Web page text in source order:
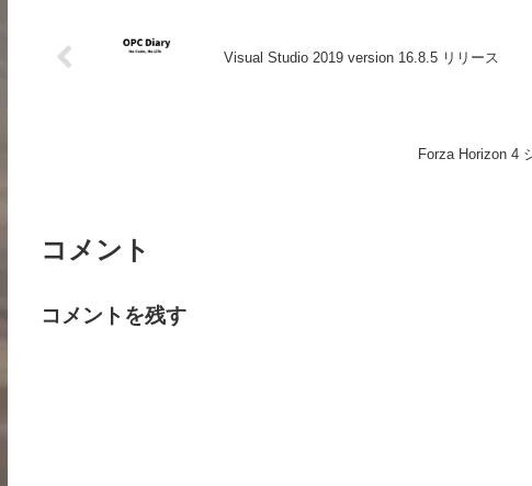
Visual Studio 2019 version 16.8.5 リリース
Forza Horizon 4
コメント
コメントを残す